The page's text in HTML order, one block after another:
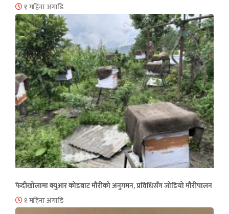
१ महिना अगाडि
फेदीखोलामा क्युआर कोडबाट मौरीको अनुगमन, प्रविधिसँग जोडियो मौरीपालन
१ महिना अगाडि